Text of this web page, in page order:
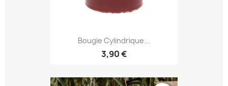
Bougie Cylindrique...
3,90 €